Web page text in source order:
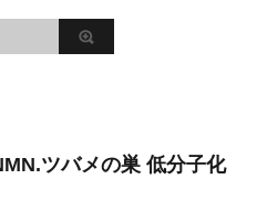
ツバメの巣 低分子化